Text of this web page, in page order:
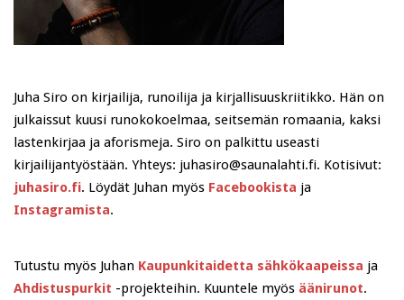
Juha Siro on kirjailija, runoilija ja kirjallisuuskriitikko. Hän on
julkaissut kuusi runokokoelmaa, seitsemän romaania, kaksi
lastenkirjaa ja aforismeja. Siro on palkittu useasti
kirjailijantyöstään. Yhteys: juhasiro@saunalahti.fi. Kotisivut:
juhasiro.fi. Löydät Juhan myös Facebookista ja
Instagramista.
Tutustu myös Juhan Kaupunkitaidetta sähkökaapeissa ja
Ahdistuspurkit -projekteihin. Kuuntele myös äänirunot.